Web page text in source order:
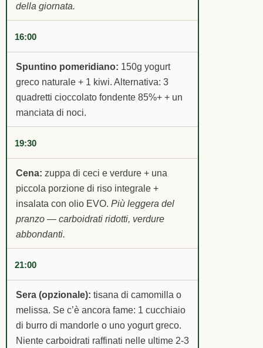
della giornata.
16:00
Spuntino pomeridiano: 150g yogurt
greco naturale + 1 kiwi. Alternativa: 3
quadretti cioccolato fondente 85%+ + un
manciata di noci.
19:30
Cena: zuppa di ceci e verdure + una
piccola porzione di riso integrale +
insalata con olio EVO. Più leggera del
pranzo — carboidrati ridotti, verdure
abbondanti.
21:00
Sera (opzionale): tisana di camomilla o
melissa. Se c’è ancora fame: 1 cucchiaio
di burro di mandorle o uno yogurt greco.
Niente carboidrati raffinati nelle ultime 2-3